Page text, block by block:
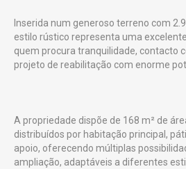
Inserida num generoso terreno com
estilo rústico representa uma
quem procura tranquilidade, contacto
projeto de reabilitação com enorme
A propriedade dispõe de 168 m² de
distribuídos por habitação principal,
apoio, oferecendo múltiplas
ampliação, adaptáveis a diferentes